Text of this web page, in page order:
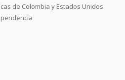
de Colombia y Estados Unidos